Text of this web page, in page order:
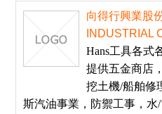
向得行興業股
INDUSTRIAL
Hans工具各式
提供五金商店
挖土機/船舶修
斯汽油事業，防禦工事，